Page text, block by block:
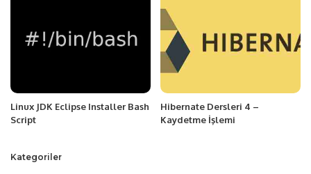
Linux JDK Eclipse Installer Bash
Script
Hibernate Dersleri 4 –
Kaydetme İşlemi
Kategoriler